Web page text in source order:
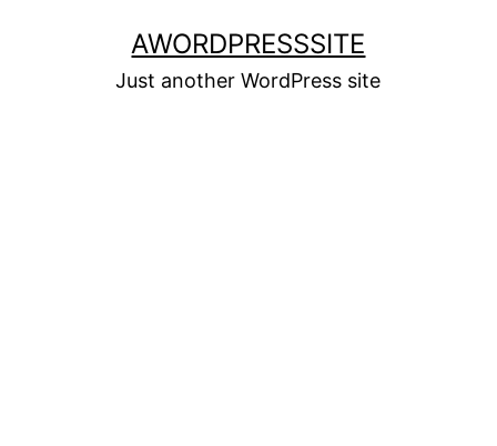
AWORDPRESSSITE
Just another WordPress site